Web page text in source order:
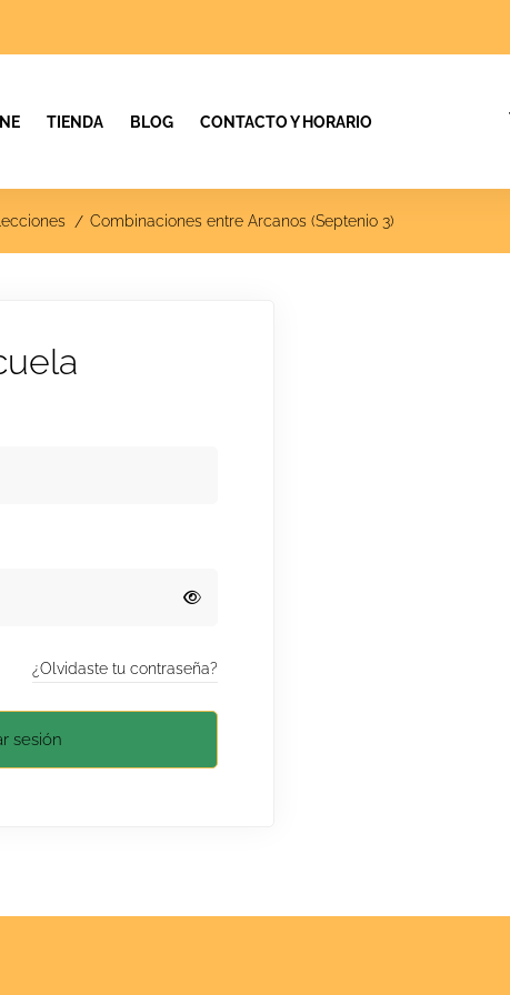
TIENDA BLOG CONTACTO Y HORARIO
Combinaciones entre Arcanos (Septenio 3)
¿Olvidaste tu contraseña?
sesión